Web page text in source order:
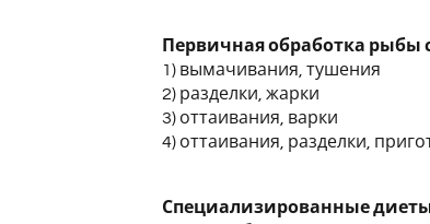
Первичная обработка рыбы
1) вымачивания, тушения
2) разделки, жарки
3) оттаивания, варки
4) оттаивания, разделки,
Специализированные